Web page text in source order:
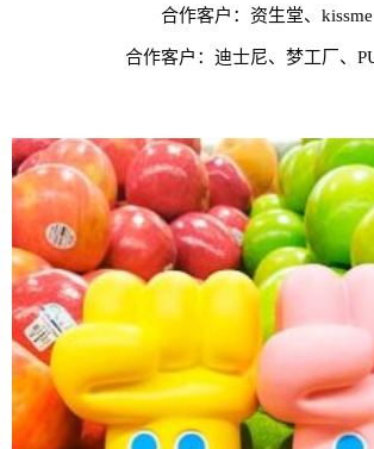
合作客户：资生堂、kissme
合作客户：迪士尼、梦工厂、